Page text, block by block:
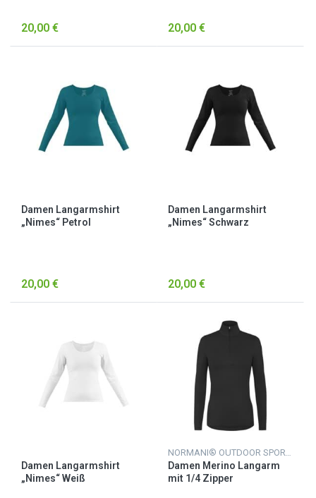
20,00 € 20,00 €
Damen Langarmshirt
„Nimes“ Petrol
20,00 €
Damen Langarmshirt
„Nimes“ Schwarz
20,00 €
Damen Langarmshirt
„Nimes“ Weiß
NORMANI® OUTDOOR SPORTS
Damen Merino Langarm
mit 1/4 Zipper